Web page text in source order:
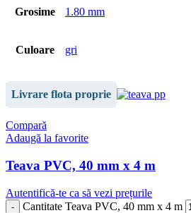
Grosime 1.80 mm
Culoare gri
Livrare flota proprie
Compară
Adaugă la favorite
Teava PVC, 40 mm x 4 m
Autentifică-te ca să vezi prețurile
Cantitate Teava PVC, 40 mm x 4 m